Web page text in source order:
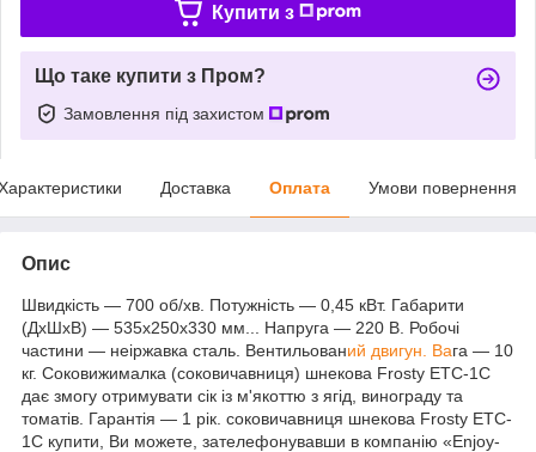
Купити з
Що таке купити з Пром?
Замовлення під захистом
Доставка Оплата Умови повернення
Опис
Швидкість — 700 об/хв. Потужність — 0,45 кВт. Габарити
(ДхШхВ) — 535х250х330 мм... Напруга — 220 В. Робочі
частини — неіржавка сталь. Вентильований двигун. Вага — 10
кг. Соковижималка (соковичавниця) шнекова Frosty ETC-1C
дає змогу отримувати сік із м'якоттю з ягід, винограду та
томатів. Гарантія — 1 рік. соковичавниця шнекова Frosty ETC-
1C купити, Ви можете, зателефонувавши в компанію «Enjoy-